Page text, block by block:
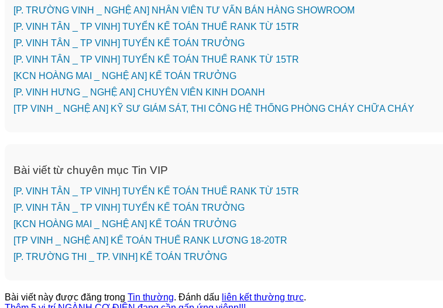
[P. TRƯỜNG VINH _ NGHỆ AN] NHÂN VIÊN TƯ VẤN BÁN HÀNG SHOWROOM
[P. VINH TÂN _ TP VINH] TUYỂN KẾ TOÁN THUẾ RANK TỪ 15TR
[P. VINH TÂN _ TP VINH] TUYỂN KẾ TOÁN TRƯỞNG
[P. VINH TÂN _ TP VINH] TUYỂN KẾ TOÁN THUẾ RANK TỪ 15TR
️[KCN HOÀNG MAI _ NGHỆ AN] KẾ TOÁN TRƯỞNG
️[P. VINH HƯNG _ NGHỆ AN] CHUYÊN VIÊN KINH DOANH
[TP VINH _ NGHỆ AN] KỸ SƯ GIÁM SÁT, THI CÔNG HỆ THỐNG PHÒNG CHÁY CHỮA CHÁY
Bài viết từ chuyên mục Tin VIP
[P. VINH TÂN _ TP VINH] TUYỂN KẾ TOÁN THUẾ RANK TỪ 15TR
[P. VINH TÂN _ TP VINH] TUYỂN KẾ TOÁN TRƯỞNG
️[KCN HOÀNG MAI _ NGHỆ AN] KẾ TOÁN TRƯỞNG
[TP VINH _ NGHỆ AN] KẾ TOÁN THUẾ RANK LƯƠNG 18-20TR
️[P. TRƯỜNG THI _ TP. VINH] KẾ TOÁN TRƯỞNG
Bài viết này được đăng trong Tin thường. Đánh dấu liên kết thường trực.